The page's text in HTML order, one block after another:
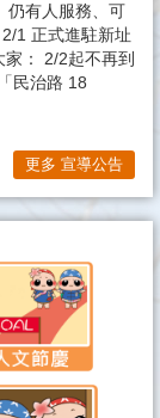
仍有人服務、可
1 正式進駐新址
： 2/2起不再到
民治路 18
更多 宣導公告